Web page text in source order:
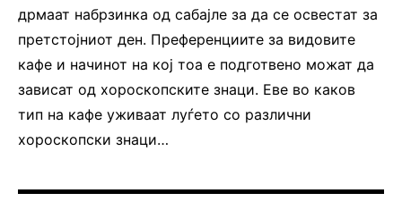
дрмаат набрзинка од сабајле за да се освестат за
претстојниот ден. Преференциите за видовите
кафе и начинот на кој тоа е подготвено можат да
зависат од хороскопските знаци. Еве во каков
тип на кафе уживаат луѓето со различни
хороскопски знаци…